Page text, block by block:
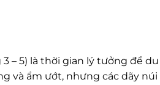
– 5) là thời gian lý tưởng để du
và ẩm ướt, nhưng các dãy núi